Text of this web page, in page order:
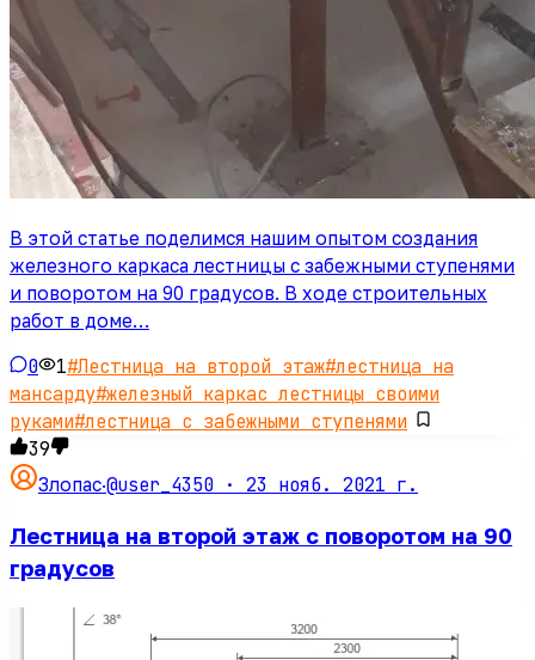
В этой статье поделимся нашим опытом создания
железного каркаса лестницы с забежными ступенями
и поворотом на 90 градусов. В ходе строительных
работ в доме…
0 1#Лестница на второй этаж#лестница на
мансарду#железный каркас лестницы своими
руками#лестница с забежными ступенями
39
Злопас·@user_4350 · 23 нояб. 2021 г.
Лестница на второй этаж с поворотом на 90
градусов